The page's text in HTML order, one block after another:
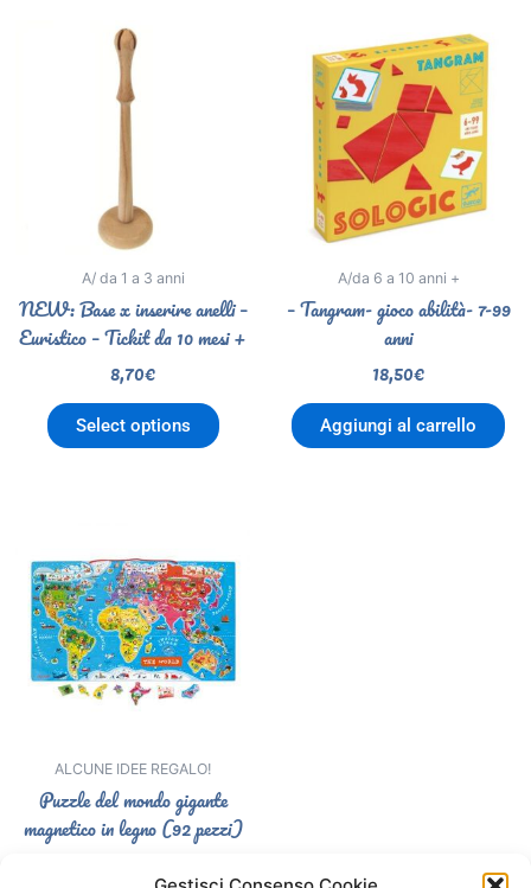
A/ da 1 a 3 anni
NEW: Base x inserire anelli –
Euristico – Tickit da 10 mesi +
8,70€
Select options
A/da 6 a 10 anni +
– Tangram- gioco abilità- 7-99
anni
18,50€
Aggiungi al carrello
ALCUNE IDEE REGALO!
Puzzle del mondo gigante
magnetico in legno (92 pezzi)